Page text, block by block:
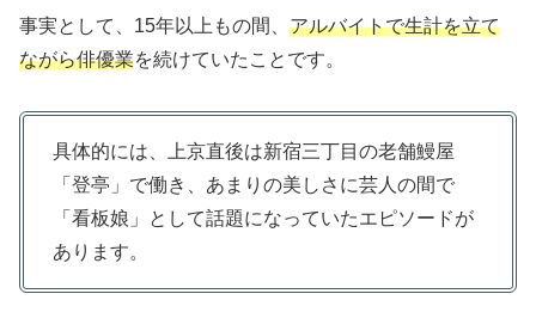
事実として、15年以上もの間、 アルバイトで生計を立て
ながら俳優業を続けていたことです。
具体的には、上京直後は新宿三丁目の老舗鰻屋
「登亭」で働き、あまりの美しさに芸人の間で
「看板娘」として話題になっていたエピソードが
あります。